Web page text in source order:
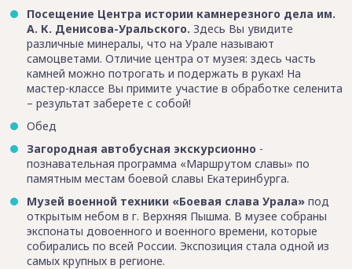
Посещение Центра истории камнерезного дела им.
А. К. Денисова-Уральского. Здесь Вы увидите
различные минералы, что на Урале называют
самоцветами. Отличие центра от музея: здесь часть
камней можно потрогать и подержать в руках! На
мастер-классе Вы примите участие в обработке селенита
– результат заберете с собой!
Обед
Загородная автобусная экскурсионно -
познавательная программа «Маршрутом славы» по
памятным местам боевой славы Екатеринбурга.
Музей военной техники «Боевая слава Урала» под
открытым небом в г. Верхняя Пышма. В музее собраны
экспонаты довоенного и военного времени, которые
собирались по всей России. Экспозиция стала одной из
самых крупных в регионе.